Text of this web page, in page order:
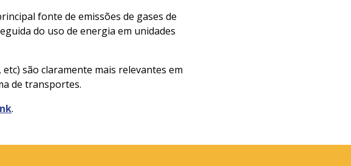
fonte de emissões de gases de
do uso de energia em unidades
são claramente mais relevantes em
de transportes.
.